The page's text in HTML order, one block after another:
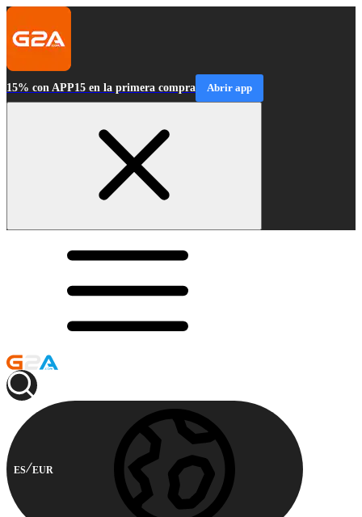
15% con APP15 en la primera compra Abrir app
ES EUR